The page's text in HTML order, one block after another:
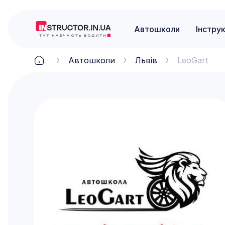
Автошколи
Автошколи Львів LeoGart